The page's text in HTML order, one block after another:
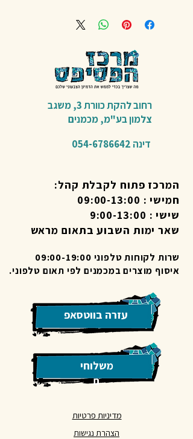
רחוב להקת כוורת 3,
משגב
צלמון בע"מ,מכמנים​
דינה 054-6786642
המרכז פתוח לקבלת קהל:
חמישי : 09:00-13:00
שישי : 9:00-13:00
שאר ימות השבוע בתאום מראש
שרות לקוחות טלפוני 09:00-19:00
איסוף מוצרים במכמנים לפי תאום טלפוני.
עזרה בווטסאפ
משלוחי
ם
מדיניות פרטיות
הצהרת נגישות